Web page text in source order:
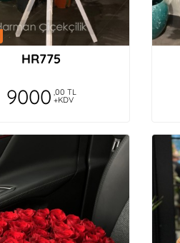
HR775
9000 ,00 TL
+KDV